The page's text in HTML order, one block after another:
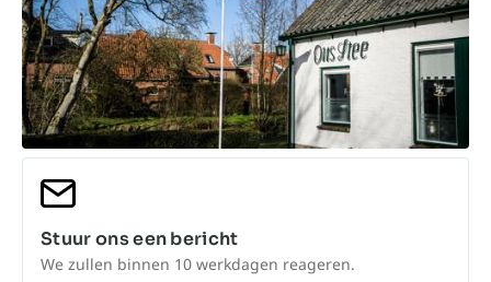
Stuur ons een bericht
We zullen binnen 10 werkdagen reageren.